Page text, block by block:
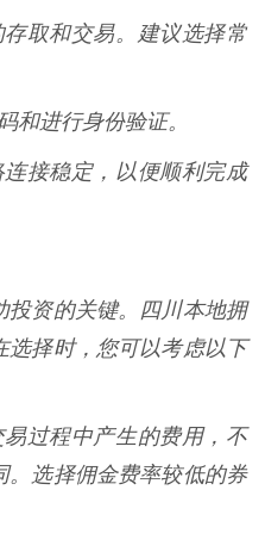
取和交易。建议选择常
和进行身份验证。
接稳定，以便顺利完成
投资的关键。四川本地拥
选择时，您可以考虑以下
过程中产生的费用，不
。选择佣金费率较低的券